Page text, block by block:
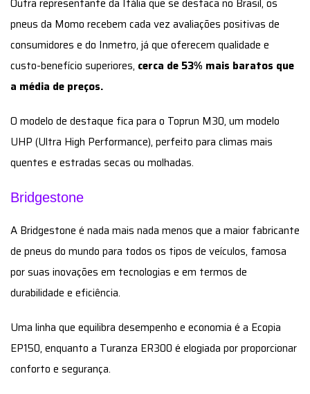
pneus da Momo recebem cada vez avaliações positivas de
consumidores e do Inmetro, já que oferecem qualidade e
custo-benefício superiores, cerca de 53% mais baratos que
a média de preços.
O modelo de destaque fica para o Toprun M30, um modelo
UHP (Ultra High Performance), perfeito para climas mais
quentes e estradas secas ou molhadas.
Bridgestone
A Bridgestone é nada mais nada menos que a maior fabricante
de pneus do mundo para todos os tipos de veículos, famosa
por suas inovações em tecnologias e em termos de
durabilidade e eficiência.
Uma linha que equilibra desempenho e economia é a Ecopia
EP150, enquanto a Turanza ER300 é elogiada por proporcionar
conforto e segurança.